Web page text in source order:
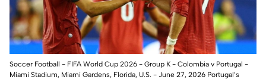
Soccer Football - FIFA World Cup 2026 - Group K - Colombia v Portugal -
Miami Stadium, Miami Gardens, Florida, U.S. - June 27, 2026 Portugal’s